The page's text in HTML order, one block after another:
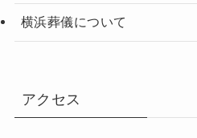
横浜葬儀について
アクセス